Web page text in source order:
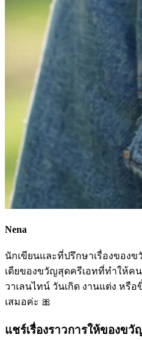
Nena
นักเขียนและที่ปรึกษาเรื่องของข
เดียของขวัญสุดครีเอทที่ทำให้ค
วาเลนไทน์ วันเกิด งานแต่ง หรื
เสมอค่ะ 🎀
แชร์เรื่องราวการให้ของข